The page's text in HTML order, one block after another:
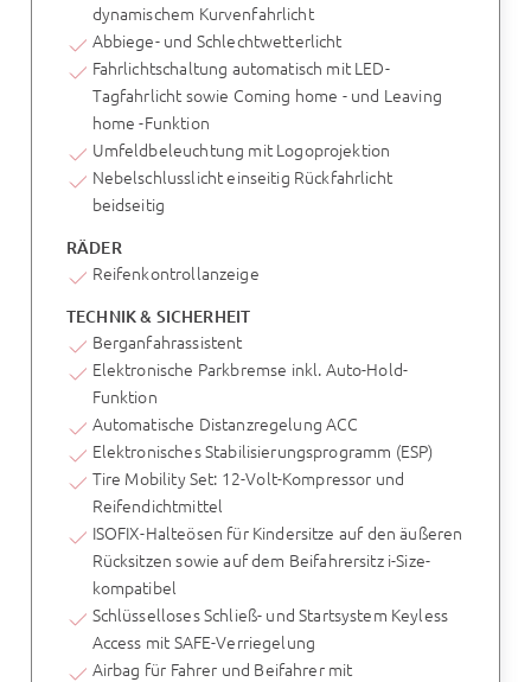
dynamischem Kurvenfahrlicht
Abbiege- und Schlechtwetterlicht
Fahrlichtschaltung automatisch mit LED-
Tagfahrlicht sowie Coming home - und Leaving
home -Funktion
Umfeldbeleuchtung mit Logoprojektion
Nebelschlusslicht einseitig Rückfahrlicht
beidseitig
RÄDER
Reifenkontrollanzeige
TECHNIK & SICHERHEIT
Berganfahrassistent
Elektronische Parkbremse inkl. Auto-Hold-
Funktion
Automatische Distanzregelung ACC
Elektronisches Stabilisierungsprogramm (ESP)
Tire Mobility Set: 12-Volt-Kompressor und
Reifendichtmittel
ISOFIX-Halteösen für Kindersitze auf den äußeren
Rücksitzen sowie auf dem Beifahrersitz i-Size-
kompatibel
Schlüsselloses Schließ- und Startsystem Keyless
Access mit SAFE-Verriegelung
Airbag für Fahrer und Beifahrer mit